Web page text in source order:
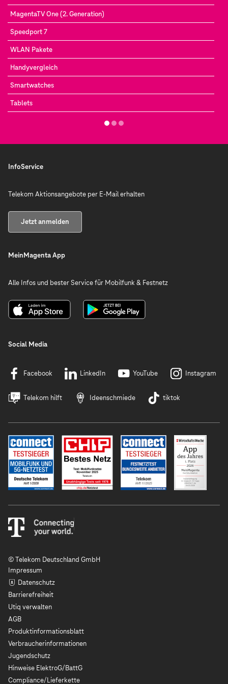
MagentaTV One (2. Generation)
Speedport 7
WLAN Pakete
Handyvergleich
Smartwatches
Tablets
InfoService
Telekom Aktionsangebote per E-Mail erhalten
Jetzt anmelden
MeinMagenta App
Alle Infos und bester Service für Mobilfunk & Festnetz
Social Media
Facebook LinkedIn YouTube Instagram
Telekom hilft Ideenschmiede tiktok
© Telekom Deutschland GmbH
Impressum
Datenschutz
Barrierefreiheit
Utiq verwalten
AGB
Produktinformationsblatt
Verbraucherinformationen
Jugendschutz
Hinweise ElektroG/BattG
Compliance/Lieferkette